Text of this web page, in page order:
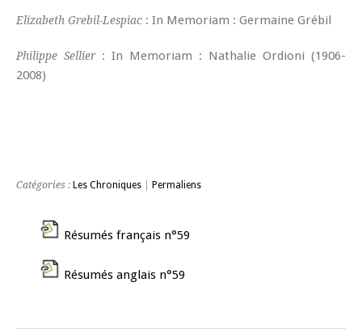
Elizabeth Grebil-Lespiac : In Memoriam : Germaine Grébil
Philippe Sellier: In Memoriam : Nathalie Ordioni (1906-
2008)
Catégories : Les Chroniques Permaliens
Résumés français n°59
Résumés anglais n°59